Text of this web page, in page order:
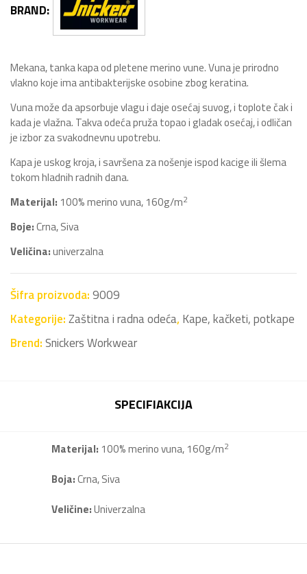
BRAND:
Mekana, tanka kapa od pletene merino vune. Vuna je prirodno
vlakno koje ima antibakterijske osobine zbog keratina.
Vuna može da apsorbuje vlagu i daje osećaj suvog, i toplote čak i
kada je vlažna. Takva odeća pruža topao i gladak osećaj, i odličan
je izbor za svakodnevnu upotrebu.
Kapa je uskog kroja, i savršena za nošenje ispod kacige ili šlema
tokom hladnih radnih dana.
Materijal: 100% merino vuna, 160g/m2
Boje:Crna, Siva
Veličina:univerzalna
Šifra proizvoda:9009
Kategorije:Zaštitna i radna odeća,Kape, kačketi, potkape
Brend:Snickers Workwear
SPECIFIAKCIJA
Materijal: 100% merino vuna, 160g/m2
Boja:Crna, Siva
Veličine:Univerzalna